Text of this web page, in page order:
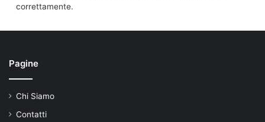
correttamente.
Pagine
Chi Siamo
Contatti